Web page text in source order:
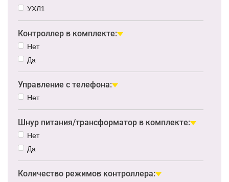
УХЛ1
Контроллер в комплекте:
Нет
Да
Управление с телефона:
Нет
Шнур питания/трансформатор в комплекте:
Нет
Да
Количество режимов контроллера: